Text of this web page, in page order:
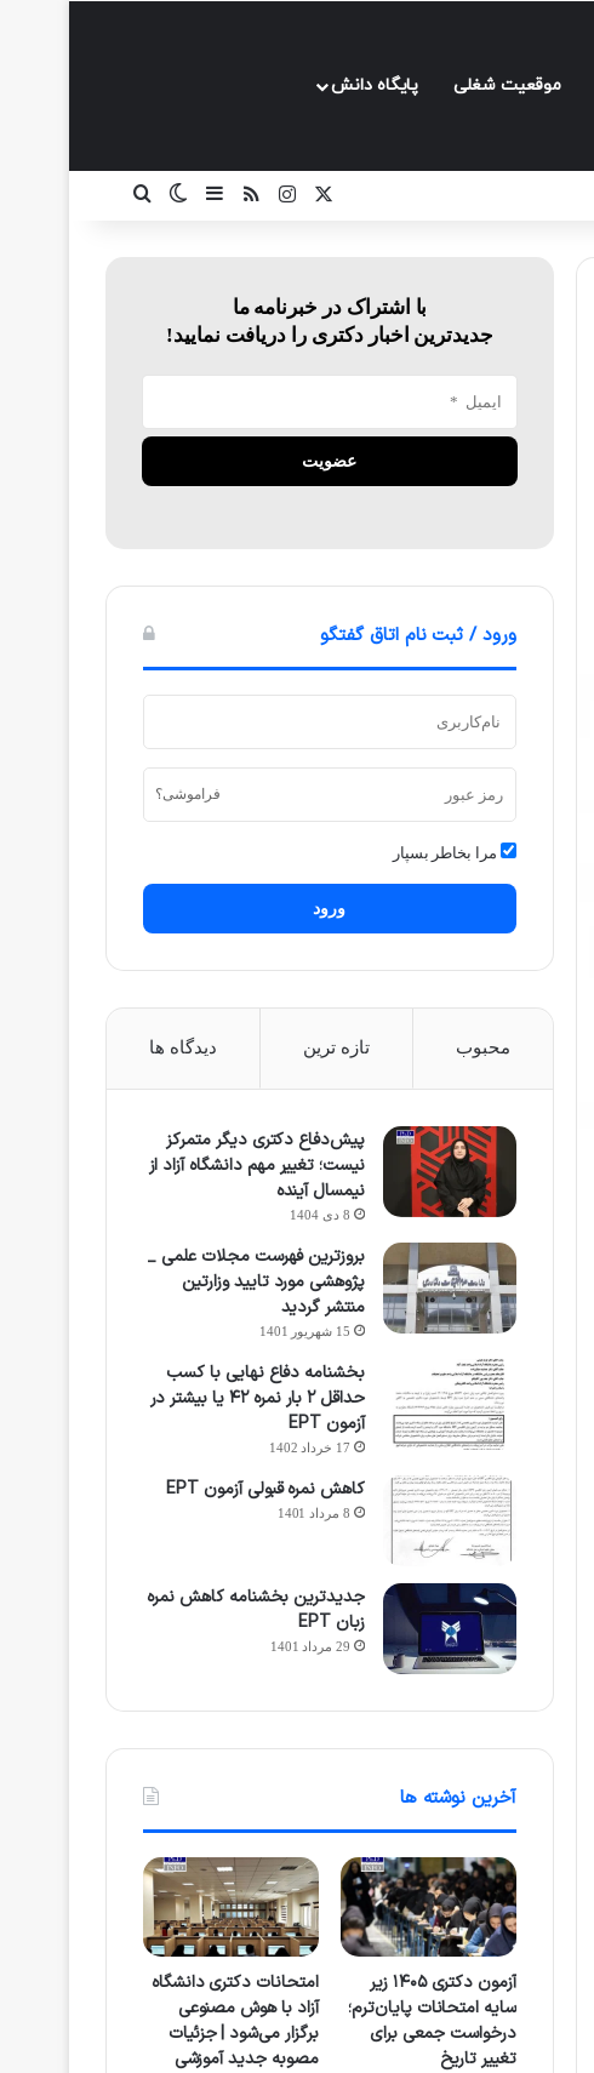
موقعیت شغلی پایگاه دانش
ایکساینستاگرام
خوراکسایدبارتغییر پوسته
با اشتراک در خبرنامه ما
جدیدترین اخبار دکتری را دریافت نمایید!
ورود / ثبت نام اتاق گفتگو
فراموشی؟
مرا بخاطر بسپار
ورود
محبوب تازه ترین دیدگاه ها
پیش‌دفاع دکتری دیگر متمرکز
نیست؛ تغییر مهم دانشگاه آزاد از
نیمسال آینده
8 دی 1404
بروزترین فهرست مجلات علمی _
پژوهشی مورد تایید وزارتین
منتشر گردید
15 شهریور 1401
بخشنامه دفاع نهایی با کسب
حداقل ۲ بار نمره ۴۲ یا بیشتر در
آزمون EPT
17 خرداد 1402
کاهش نمره قبولی آزمون EPT
8 مرداد 1401
جدیدترین بخشنامه کاهش نمره
زبان EPT
29 مرداد 1401
آخرین نوشته ها
آزمون دکتری ۱۴۰۵ زیر
سایه امتحانات پایان‌ترم؛
درخواست جمعی برای
تغییر تاریخ
امتحانات دکتری دانشگاه
آزاد با هوش مصنوعی
برگزار می‌شود | جزئیات
مصوبه جدید آموزشی